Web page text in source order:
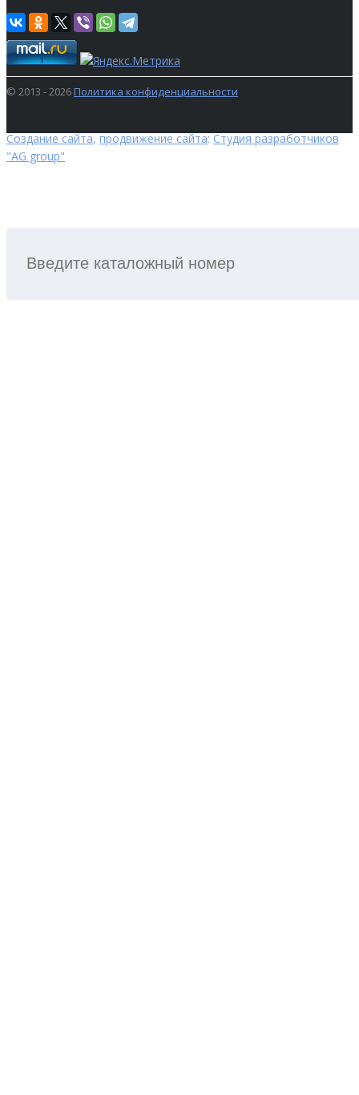
© 2013 - 2026Политика конфиденциальности
Создание сайта,продвижение сайта:Студия разработчиков
"AG group"